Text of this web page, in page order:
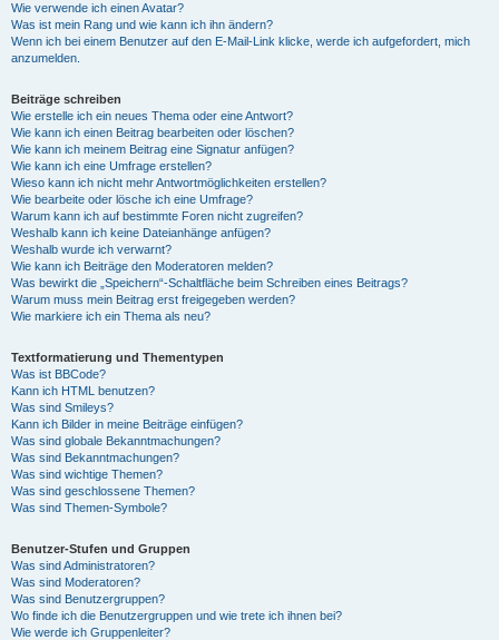
Wie verwende ich einen Avatar?
Was ist mein Rang und wie kann ich ihn ändern?
Wenn ich bei einem Benutzer auf den E-Mail-Link klicke, werde ich aufgefordert, mich
anzumelden.
Beiträge schreiben
Wie erstelle ich ein neues Thema oder eine Antwort?
Wie kann ich einen Beitrag bearbeiten oder löschen?
Wie kann ich meinem Beitrag eine Signatur anfügen?
Wie kann ich eine Umfrage erstellen?
Wieso kann ich nicht mehr Antwortmöglichkeiten erstellen?
Wie bearbeite oder lösche ich eine Umfrage?
Warum kann ich auf bestimmte Foren nicht zugreifen?
Weshalb kann ich keine Dateianhänge anfügen?
Weshalb wurde ich verwarnt?
Wie kann ich Beiträge den Moderatoren melden?
Was bewirkt die „Speichern“-Schaltfläche beim Schreiben eines Beitrags?
Warum muss mein Beitrag erst freigegeben werden?
Wie markiere ich ein Thema als neu?
Textformatierung und Thementypen
Was ist BBCode?
Kann ich HTML benutzen?
Was sind Smileys?
Kann ich Bilder in meine Beiträge einfügen?
Was sind globale Bekanntmachungen?
Was sind Bekanntmachungen?
Was sind wichtige Themen?
Was sind geschlossene Themen?
Was sind Themen-Symbole?
Benutzer-Stufen und Gruppen
Was sind Administratoren?
Was sind Moderatoren?
Was sind Benutzergruppen?
Wo finde ich die Benutzergruppen und wie trete ich ihnen bei?
Wie werde ich Gruppenleiter?